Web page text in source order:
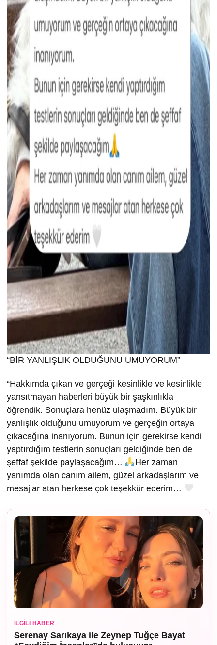
“BİR YANLIŞLIK OLDUĞUNU UMUYORUM”
“Hakkımda çıkan ve gerçeği kesinlikle ve kesinlikle
yansıtmayan haberleri büyük bir şaşkınlıkla
öğrendik. Sonuçlara henüz ulaşmadım. Büyük bir
yanlışlık olduğunu umuyorum ve gerçeğin ortaya
çıkacağına inanıyorum. Bunun için gerekirse kendi
yaptırdığım testlerin sonuçları geldiğinde ben de
şeffaf şekilde paylaşacağım…
Her zaman
yanımda olan canım ailem, güzel arkadaşlarım ve
mesajlar atan herkese çok teşekkür ederim…
İLGILI HABER
Serenay Sarıkaya ile Zeynep Tuğçe Bayat